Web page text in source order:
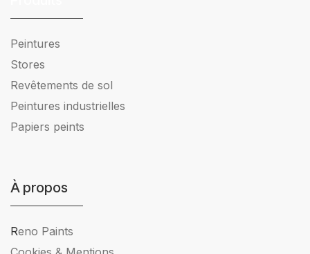
Peintures
Stores
Revêtements de sol
Peintures industrielles
Papiers peints
À propos
Reno Paints